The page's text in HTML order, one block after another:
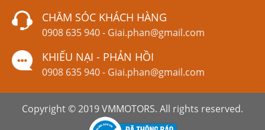
CHĂM SÓC KHÁCH HÀNG
0908 635 940- Giai.phan@gmail.com
KHIẾU NẠI - PHẢN HỒI
0908 635 940- Giai.phan@gmail.com
Copyright © 2019 VMMOTORS. All rights reserved.